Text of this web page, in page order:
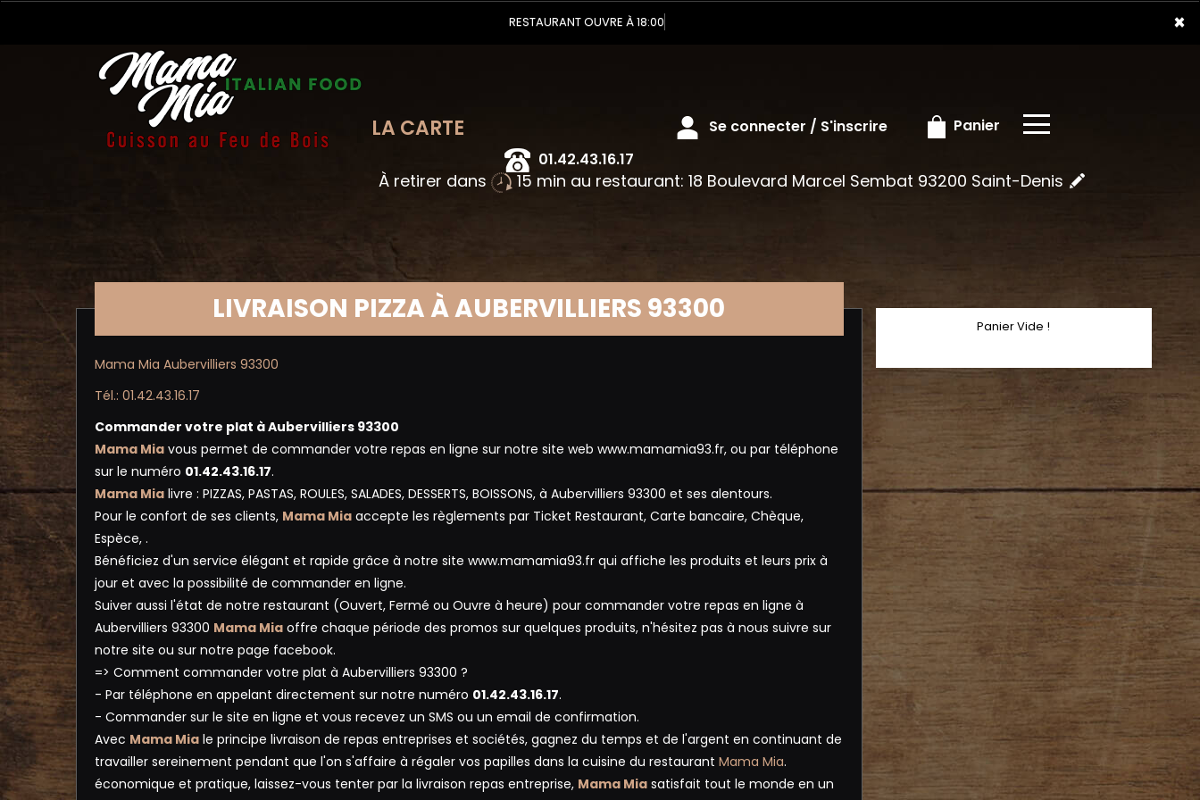
×
RESTAURANT OUVRE À 18:00
À retirer dans 15 min au restaurant: 18 Boulevard Marcel Sembat 93200 Saint-Denis
LA CARTE Se connecter / S'inscrire Panier
×
LIVRAISON PIZZA À AUBERVILLIERS 93300
Mama Mia Aubervilliers 93300
Tél.: 01.42.43.16.17
Commander votre plat à Aubervilliers 93300
Mama Mia vous permet de commander votre repas en ligne sur notre site web www.mamamia93.fr, ou par téléphone
sur le numéro 01.42.43.16.17.
Mama Mia livre : PIZZAS, PASTAS, ROULES, SALADES, DESSERTS, BOISSONS, à Aubervilliers 93300 et ses alentours.
Pour le confort de ses clients, Mama Mia accepte les règlements par Ticket Restaurant, Carte bancaire, Chèque,
Espèce, .
Bénéficiez d'un service élégant et rapide grâce à notre site www.mamamia93.fr qui affiche les produits et leurs prix à
jour et avec la possibilité de commander en ligne.
Suiver aussi l'état de notre restaurant (Ouvert, Fermé ou Ouvre à heure) pour commander votre repas en ligne à
Aubervilliers 93300 Mama Mia offre chaque période des promos sur quelques produits, n'hésitez pas à nous suivre sur
notre site ou sur notre page facebook.
=> Comment commander votre plat à Aubervilliers 93300 ?
- Par téléphone en appelant directement sur notre numéro 01.42.43.16.17.
- Commander sur le site en ligne et vous recevez un SMS ou un email de confirmation.
Avec Mama Mia le principe livraison de repas entreprises et sociétés, gagnez du temps et de l'argent en continuant de
travailler sereinement pendant que l'on s'affaire à régaler vos papilles dans la cuisine du restaurant Mama Mia.
économique et pratique, laissez-vous tenter par la livraison repas entreprise, Mama Mia satisfait tout le monde en un
Panier Vide !